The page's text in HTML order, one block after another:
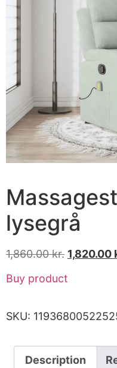
lysegrå
1,860.00kr. 1,820.00
Buy product
SKU:
Description